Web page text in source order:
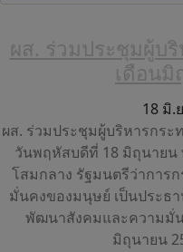
ผส. ร่วมประชุมผู้บ
เดือนมิ
18 มิ.
ผส. ร่วมประชุมผู้บริหารกระ
วันพฤหัสบดีที่ 18 มิถุนายน
โสมกลาง รัฐมนตรีว่าการ
มั่นคงของมนุษย์ เป็นประธ
พัฒนาสังคมและความมั่
มิถุนายน